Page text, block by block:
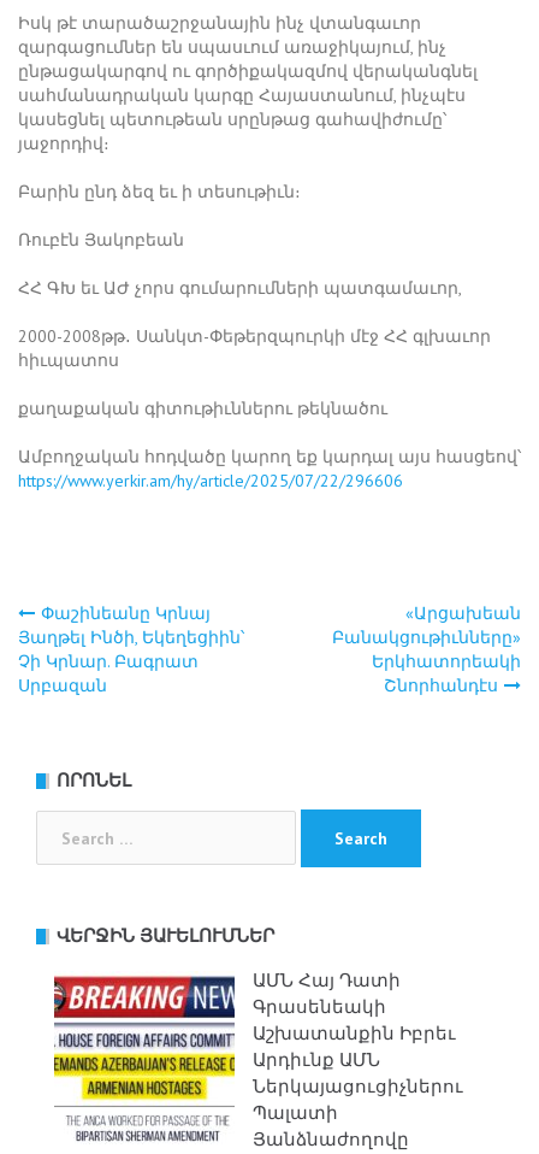
Իսկ թէ տարածաշրջանային ինչ վտանգաւոր
զարգացումներ են սպասւում առաջիկայում, ինչ
ընթացակարգով ու գործիքակազմով վերականգնել
սահմանադրական կարգը Հայաստանում, ինչպէս
կասեցնել պետութեան սրընթաց գահավիժումը՝
յաջորդիվ։
Բարին ընդ ձեզ եւ ի տեսութիւն։
Ռուբէն Յակոբեան
ՀՀ ԳԽ եւ ԱԺ չորս գումարումների պատգամաւոր,
2000-2008թթ․ Սանկտ-Փեթերզպուրկի մէջ ՀՀ գլխաւոր
հիւպատոս
քաղաքական գիտութիւններու թեկնածու
Ամբողջական հոդվածը կարող եք կարդալ այս հասցեով՝
https://www.yerkir.am/hy/article/2025/07/22/296606
Post
navigation
Փաշինեանը Կրնայ
Յաղթել Ինծի, Եկեղեցիին՝
Չի Կրնար. Բագրատ
Սրբազան
«Արցախեան
Բանակցութիւնները»
Երկհատորեակի
Շնորհանդէս
ՈՐՈՆԵԼ
ՎԵՐՋԻՆ ՅԱՒԵԼՈՒՄՆԵՐ
ԱՄՆ Հայ Դատի
Գրասենեակի
Աշխատանքին Իբրեւ
Արդիւնք ԱՄՆ
Ներկայացուցիչներու
Պալատի
Յանձնաժողովը